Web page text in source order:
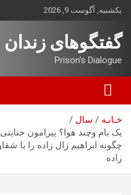
بروید
یکشنبه, آگوست 9, 2026
گفتگوهای زندان
Prison's Dialogue
خـانـه
سال
یک بام وچند هوا؟ پیرامون
چگونه ابراهیم زال زاده را با
زاده